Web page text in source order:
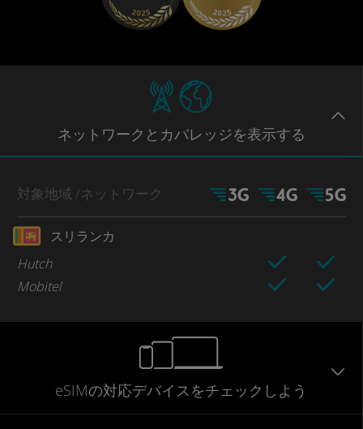
ネットワークとカバレッジを表示する
対象地域 /ネットワーク
スリランカ
Hutch
Mobitel
eSIMの対応デバイスをチェックしよう